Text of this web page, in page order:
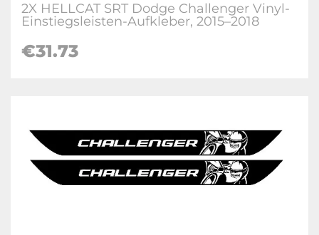
2X HELLCAT SRT Dodge Challenger Vinyl-
Einstiegsleisten-Aufkleber, 2015–2018
€31.73